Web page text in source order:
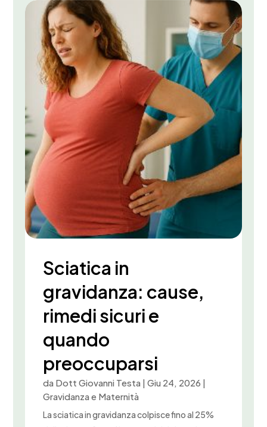
Sciatica in
gravidanza: cause,
rimedi sicuri e
quando
preoccuparsi
da Dott Giovanni Testa |Giu 24, 2026 |
Gravidanza e Maternità
La sciatica in gravidanza colpisce fino al 25%